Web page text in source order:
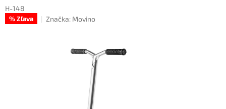
H-148
% Zľava Značka: Movino